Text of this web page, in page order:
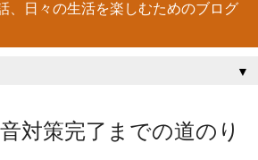
、日々の生活を楽しむためのブログ
▼
対策完了までの道のり